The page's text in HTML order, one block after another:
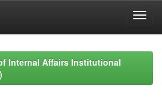
Internal Affairs Institutional